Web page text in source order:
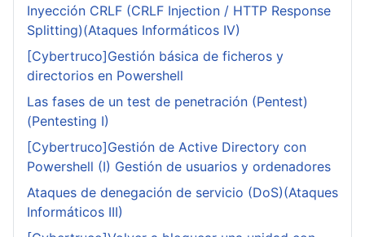
Inyección CRLF (CRLF Injection / HTTP Response
Splitting)(Ataques Informáticos IV)
[Cybertruco]Gestión básica de ficheros y
directorios en Powershell
Las fases de un test de penetración (Pentest)
(Pentesting I)
[Cybertruco]Gestión de Active Directory con
Powershell (I) Gestión de usuarios y ordenadores
Ataques de denegación de servicio (DoS)(Ataques
Informáticos III)